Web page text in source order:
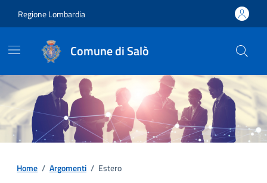
Regione Lombardia
Comune di Salò
Home / Argomenti / Estero